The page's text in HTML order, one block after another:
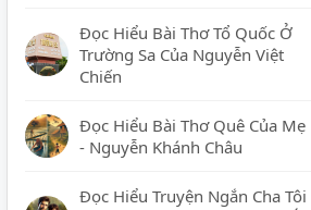
Đọc Hiểu Bài Thơ Tổ Quốc Ở
Trường Sa Của Nguyễn Việt
Chiến
Đọc Hiểu Bài Thơ Quê Của Mẹ
- Nguyễn Khánh Châu
Đọc Hiểu Truyện Ngắn Cha Tôi